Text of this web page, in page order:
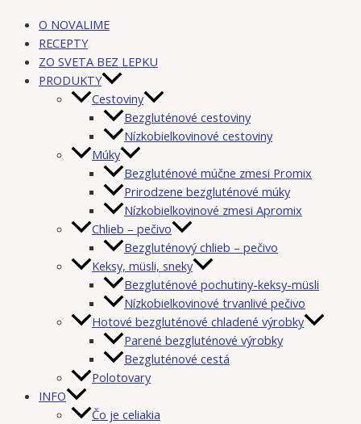
O NOVALIME
RECEPTY
ZO SVETA BEZ LEPKU
PRODUKTY
Cestoviny
Bezgluténové cestoviny
Nízkobielkovinové cestoviny
Múky
Bezgluténové múčne zmesi Promix
Prirodzene bezgluténové múky
Nízkobielkovinové zmesi Apromix
Chlieb – pečivo
Bezgluténový chlieb – pečivo
Keksy, müsli, sneky
Bezgluténové pochutiny-keksy-müsli
Nízkobielkovinové trvanlivé pečivo
Hotové bezgluténové chladené výrobky
Parené bezgluténové výrobky
Bezgluténové cestá
Polotovary
INFO
Čo je celiakia